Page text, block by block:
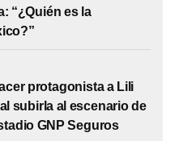
“¿Quién es la
protagonista a Lili
subirla al escenario de
GNP Seguros